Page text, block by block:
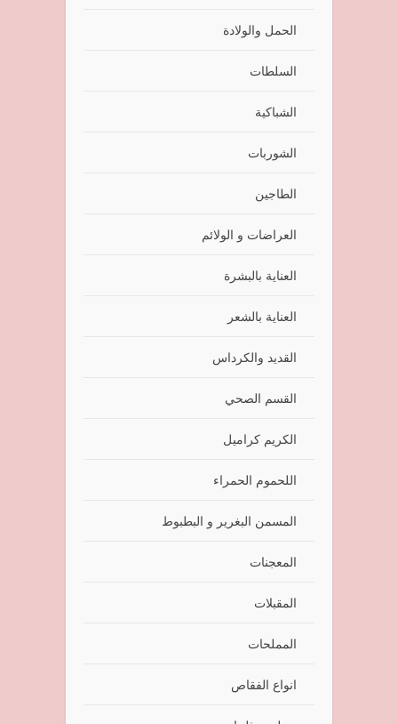
الحمل والولادة
السلطات
الشباكية
الشوربات
الطاجين
العراضات و الولائم
العناية بالبشرة
العناية بالشعر
القديد والكرداس
القسم الصحي
الكريم كراميل
اللحموم الحمراء
المسمن البغرير و البطبوط
المعجنات
المقبلات
المملحات
انواع الفقاص